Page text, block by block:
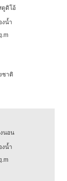
ตูดิโอ้
งน้ำ
ชาติ
นอน
งน้ำ